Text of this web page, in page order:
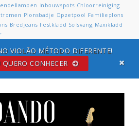
Inbouwspots Chloorreiniging
Plonsbadje Opzetpool Familieplons
Bredjeans Festkladd Solsvang Maxikladd
QUERO CONHECER